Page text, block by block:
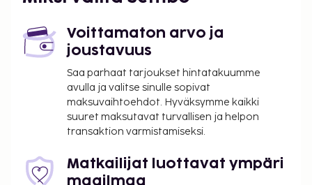
San Sebastian (EAS) - 17,5 km / 10,9 mi
Majoituspaikan ensisijainen lentokenttä on Biarritz
(BIQ-Pays Basque).
Palveluihin kuuluu ilmainen pysäköinti. Hotellin
tarjoamiin harrastuksiin/mukavuuksiin kuuluu
ulkotenniskenttä ja kauden mukainen ulkouima-
Majoituspaikka veloittaa seuraavat paikan päällä
suoritettavat maksut. Maksuihin saattaa sisältyä
Voittamaton arvo ja
joustavuus
Saa parhaat tarjoukset hintatakuumme
avulla ja valitse sinulle sopivat
maksuvaihtoehdot. Hyväksymme kaikki
suuret maksutavat turvallisen ja helpon
transaktion varmistamiseksi.
Matkailijat luottavat ympäri
maailmaa